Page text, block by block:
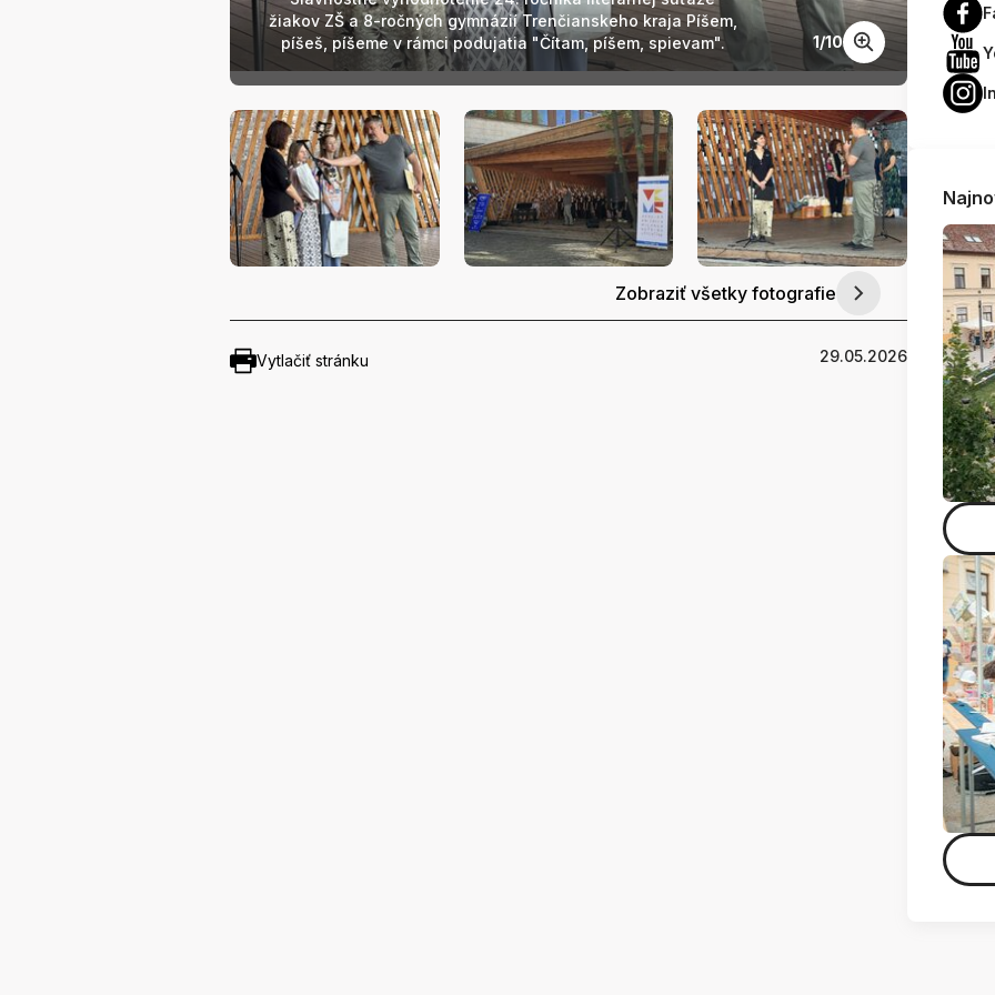
žiakov ZŠ a 8-ročných gymnázií Trenčianskeho kraja Píšem,
píšeš, píšeme v rámci podujatia "Čítam, píšem, spievam".
1/10
Zobraziť všetky fotografie
Vytlačiť stránku 29.05.2026